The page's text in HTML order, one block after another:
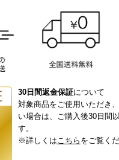
30日間返金保証について
対象商品をご使用いただき
い場合は、ご購入後30日間
す。
※詳しくは こちら をご覧くだ